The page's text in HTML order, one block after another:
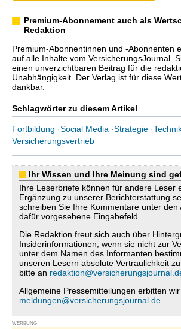
Premium-Abonnement auch als
Redaktion
Premium-Abonnentinnen und -Abonnenten
auf alle Inhalte vom VersicherungsJournal.
einen unverzichtbaren Beitrag für die
Unabhängigkeit. Der Verlag ist für diese
dankbar.
Schlagwörter zu diesem Artikel
Fortbildung ·Social Media ·Strategie ·
Versicherungsvertrieb
Ihr Wissen und Ihre Meinung sind
Ihre Leserbriefe können für andere Leser
Ergänzung zu unserer Berichterstattung
schreiben Sie Ihre Kommentare unter den
dafür vorgesehene Eingabefeld.
Die Redaktion freut sich auch über
Insiderinformationen, wenn sie nicht zur
unter dem Namen des Informanten
unseren Lesern absolute Vertraulichkeit
bitte an
Allgemeine Pressemitteilungen erbitten wir
meldungen@versicherungsjournal.de
WERBUNG